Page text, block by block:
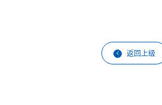
返回上级